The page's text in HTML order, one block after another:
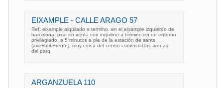
EIXAMPLE - CALLE ARAGO 57
Ref: eixample alquilado a termino. en el eixample izquierdo de
barcelona, piso en venta con inquilino a término en un entorno
privilegiado, a 5 minutos a pie de la estación de sants
(ave+tmb+renfe), muy cerca del centro comercial las arenas,
del parq
ARGANZUELA 110